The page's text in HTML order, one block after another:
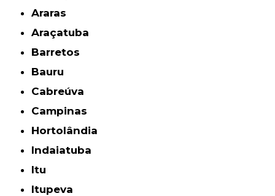
Araras
Araçatuba
Barretos
Bauru
Cabreúva
Campinas
Hortolândia
Indaiatuba
Itu
Itupeva